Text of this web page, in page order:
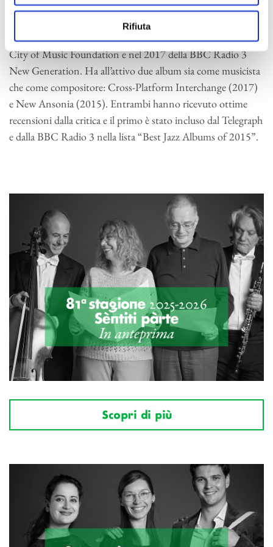
Rifiuta
interessante big band di Londra che esegue lavori originali
scritti dagli stessi membri e che nel 2015 ha ricevuto il Peter
Whittingham Award. Nel 2014 è stato nominato artista della
City of Music Foundation e nel 2017 della BBC Radio 3
New Generation. Ha all’attivo due album sia come musicista
che come compositore: Cross-Platform Interchange (2017)
e New Ansonia (2015). Entrambi hanno ricevuto ottime
recensioni dalla critica e il primo è stato incluso dal Telegraph
e dalla BBC Radio 3 nella lista “Best Jazz Albums of 2015”.
Scopri di più